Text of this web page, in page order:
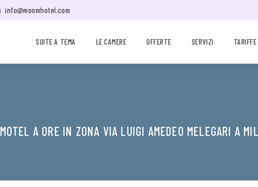
info@moomhotel.com
SUITE A TEMA LE CAMERE OFFERTE SERVIZI TARIFFE
MOTEL A ORE IN ZONA VIA LUIGI AMEDEO MELEGARI A